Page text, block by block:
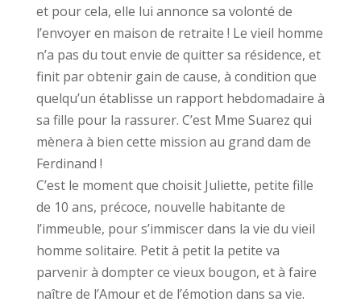
et pour cela, elle lui annonce sa volonté de
l’envoyer en maison de retraite ! Le vieil homme
n’a pas du tout envie de quitter sa résidence, et
finit par obtenir gain de cause, à condition que
quelqu’un établisse un rapport hebdomadaire à
sa fille pour la rassurer. C’est Mme Suarez qui
mènera à bien cette mission au grand dam de
Ferdinand !
C’est le moment que choisit Juliette, petite fille
de 10 ans, précoce, nouvelle habitante de
l’immeuble, pour s’immiscer dans la vie du vieil
homme solitaire. Petit à petit la petite va
parvenir à dompter ce vieux bougon, et à faire
naître de l’Amour et de l’émotion dans sa vie.